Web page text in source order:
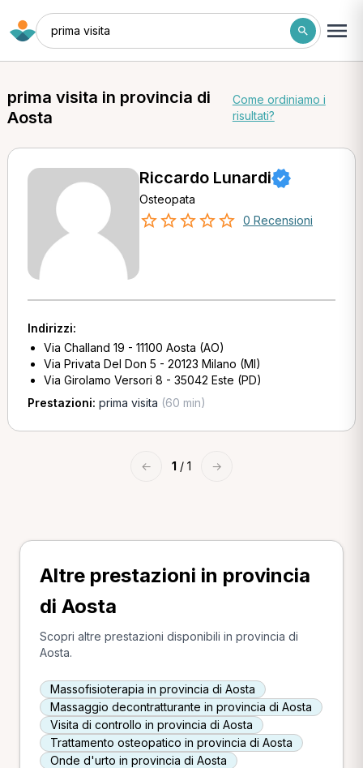
prima visita
prima visita in provincia di
Aosta
Come ordiniamo i
risultati?
Riccardo Lunardi
Osteopata
0 Recensioni
Indirizzi:
Via Challand 19 - 11100 Aosta (AO)
Via Privata Del Don 5 - 20123 Milano (MI)
Via Girolamo Versori 8 - 35042 Este (PD)
Prestazioni: prima visita (60 min)
← 1 / 1 →
Altre prestazioni in provincia
di Aosta
Scopri altre prestazioni disponibili in provincia di
Aosta.
Massofisioterapia in provincia di Aosta
Massaggio decontratturante in provincia di Aosta
Visita di controllo in provincia di Aosta
Trattamento osteopatico in provincia di Aosta
Onde d'urto in provincia di Aosta